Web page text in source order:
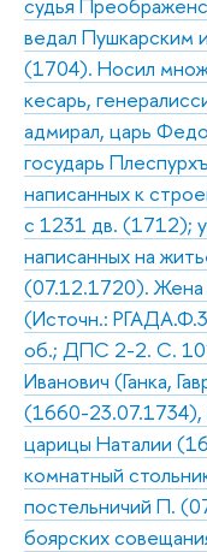
ведал Пушкарским
(1704). Носил
кесарь,
адмирал, царь
государь
написанных к
с 1231 дв. (1712);
написанных на
(07.12.1720). Жена
(Источн.:
об.; ДПС 2-2. С.
Иванович (Ганка,
(1660-23.07.1734),
царицы Наталии
комнатный
постельничий П.
боярских